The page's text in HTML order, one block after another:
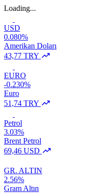
Loading...
USD
0.080%
Amerikan Doları
43,77 TRY
EURO
-0.230%
Euro
51,74 TRY
Petrol
3.03%
Brent Petrol
69,46 USD
GR. ALTIN
2.56%
Gram Altın